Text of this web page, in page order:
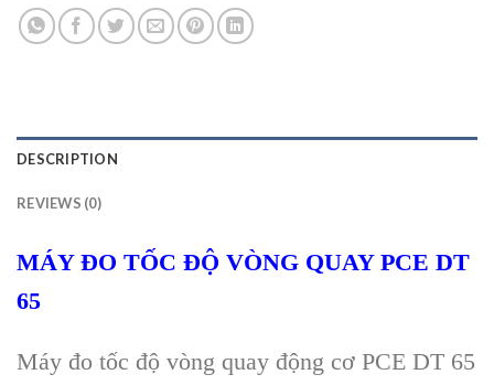
DESCRIPTION
REVIEWS (0)
MÁY ĐO TỐC ĐỘ VÒNG QUAY PCE DT
65
Máy đo tốc độ vòng quay động cơ PCE DT 65